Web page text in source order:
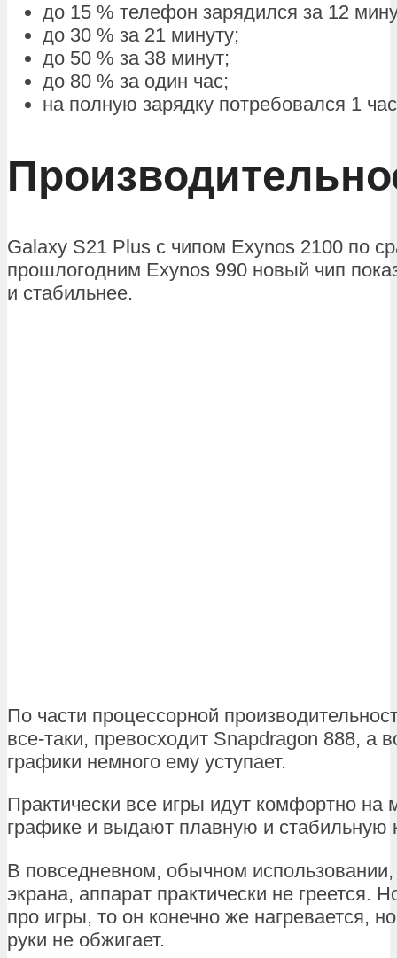
до 15 % телефон зарядился за 12
до 30 % за 21 минуту;
до 50 % за 38 минут;
до 80 % за один час;
на полную зарядку потребовался 1
Galaxy S21 Plus с чипом Exynos 2100 по
прошлогодним Exynos 990 новый чип
и стабильнее.
По части процессорной
все-таки, превосходит Snapdragon 888, а
графики немного ему уступает.
Практически все игры идут комфортно на
графике и выдают плавную и стабильную
В повседневном, обычном использовании,
экрана, аппарат практически не греется.
про игры, то он конечно же нагревается,
руки не обжигает.